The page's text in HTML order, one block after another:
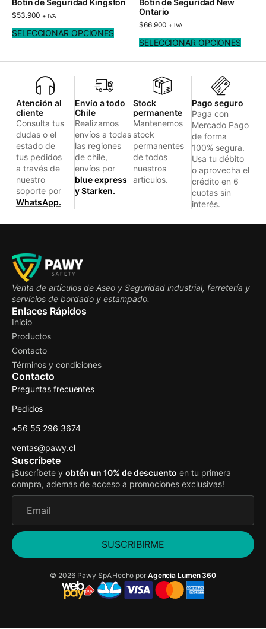
Botin de Seguridad Kingston
$53.900 + IVA
SELECCIONAR OPCIONES
Botin de Seguridad New
Ontario
$66.900 + IVA
SELECCIONAR OPCIONES
Atención al
cliente
Consulta tus
dudas o el
estado de
tus pedidos
a través de
nuestro
soporte por
WhatsApp.
Envío a todo
Chile
Realizamos
envíos a todas
las regiones
de chile,
envíos por
blue express
y Starken.
Stock
permanente
Mantenemos
stock
permanentes
de todos
nuestros
articulos.
Pago seguro
Paga con
Mercado Pago
de forma
100% segura.
Usa tu débito
o aprovecha el
crédito en 6
cuotas sin
interés.
Venta de artículos de Aseo y Seguridad industrial, ferretería y
servicios de bordado y estampado.
Enlaces Rápidos
Inicio
Productos
Contacto
Términos y condiciones
Contacto
Preguntas frecuentes
Pedidos
+56 55 296 3674
ventas@pawy.cl
Suscríbete
¡Suscríbete y obtén un 10% de descuento en tu primera
compra, además de acceso a promociones exclusivas!
SUSCRIBIRME
© 2026 Pawy SpAHecho por Agencia Lumen 360